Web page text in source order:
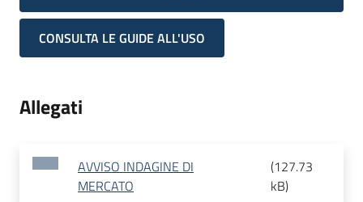
CONSULTA LE GUIDE ALL'USO
Allegati
AVVISO INDAGINE DI
MERCATO
(127.73
kB)